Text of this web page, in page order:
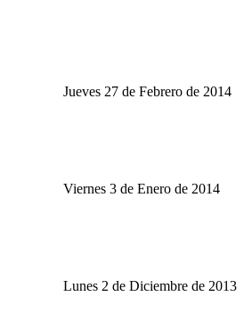
Jueves 27 de Febrero de 2014
Viernes 3 de Enero de 2014
Lunes 2 de Diciembre de 2013